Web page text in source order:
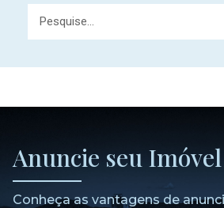
Anuncie seu Imóvel
Conheça as vantagens de